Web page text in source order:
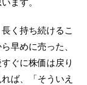
ます。
く持ち続けるこ
早めに売った、
ぐに株価は戻り
ば、「そういえ